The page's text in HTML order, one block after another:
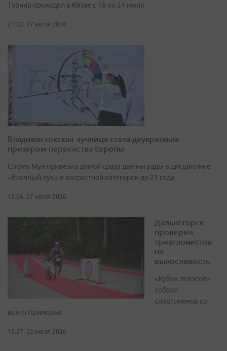
Турнир проходил в Китае с 18 по 24 июля
21:02, 27 июля 2026
Владивостокская лучница стала двукратным
призером первенства Европы
София Мун привезла домой сразу две награды в дисциплине
«блочный лук» в возрастной категории до 21 года
12:06, 27 июля 2026
Дальнегорск
проверил
триатлонистов
на
выносливость
«Кубок лотосов»
собрал
спортсменов со
всего Приморья
15:27, 22 июля 2026